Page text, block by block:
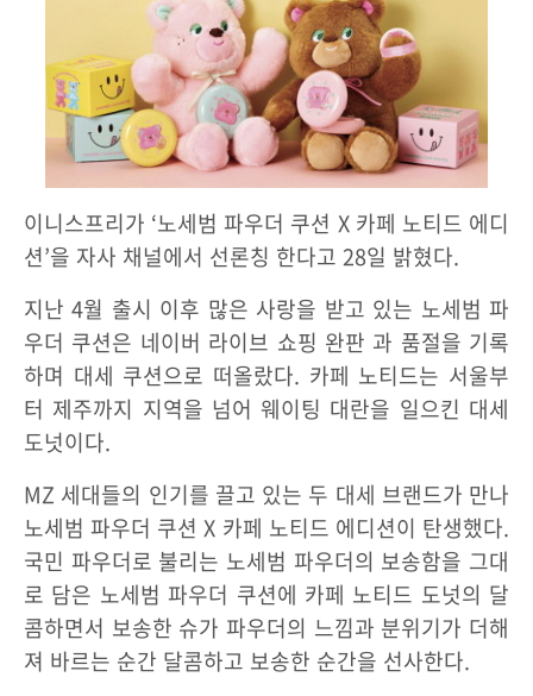
이니스프리가 ‘노세범 파우더 쿠션 X 카페 노티드 에디
션’을 자사 채널에서 선론칭 한다고 28일 밝혔다.
지난 4월 출시 이후 많은 사랑을 받고 있는 노세범 파
우더 쿠션은 네이버 라이브 쇼핑 완판 과 품절을 기록
하며 대세 쿠션으로 떠올랐다. 카페 노티드는 서울부
터 제주까지 지역을 넘어 웨이팅 대란을 일으킨 대세
도넛이다.
MZ 세대들의 인기를 끌고 있는 두 대세 브랜드가 만나
노세범 파우더 쿠션 X 카페 노티드 에디션이 탄생했다.
국민 파우더로 불리는 노세범 파우더의 보송함을 그대
로 담은 노세범 파우더 쿠션에 카페 노티드 도넛의 달
콤하면서 보송한 슈가 파우더의 느낌과 분위기가 더해
져 바르는 순간 달콤하고 보송한 순간을 선사한다.